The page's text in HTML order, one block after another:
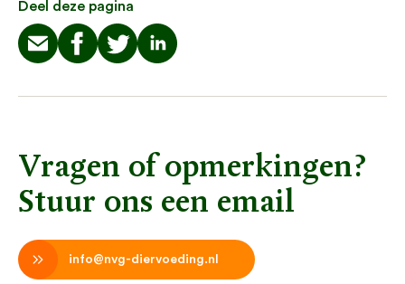
Deel deze pagina
Vragen of opmerkingen?
Stuur ons een email
info@nvg-diervoeding.nl